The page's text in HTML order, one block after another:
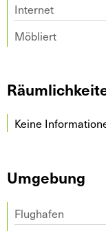
Internet
Möbliert
Keine
Umgebung
Flughafen